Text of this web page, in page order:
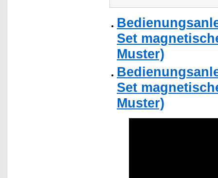
Set
Muster)
Set
Muster)